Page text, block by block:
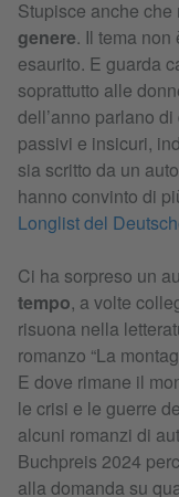
Stupisce anche
genere. Il tema
esaurito. E guarda
soprattutto alle
dell’anno parlano
passivi e insicuri,
sia scritto da un
hanno convinto di
Longlist del
Ci ha sorpreso un
tempo, a volte
risuona nella
romanzo “La
E dove rimane il
le crisi e le guerre
alcuni romanzi di
Buchpreis 2024
alla domanda su